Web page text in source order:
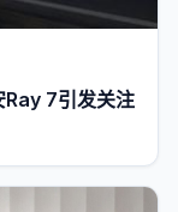
Ray 7引发关注